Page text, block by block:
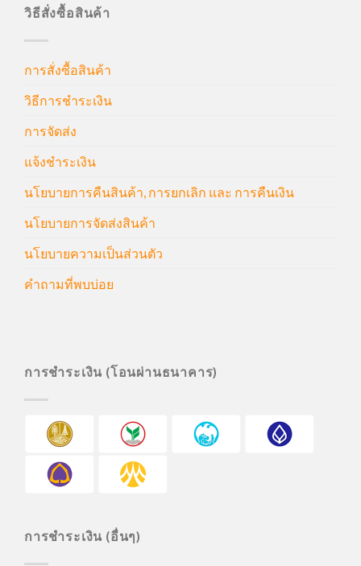
วิธีสั่งซื้อสินค้า
การสั่งซื้อสินค้า
วิธีการชำระเงิน
การจัดส่ง
แจ้งชำระเงิน
นโยบายการคืนสินค้า, การยกเลิก และ การคืนเงิน
นโยบายการจัดส่งสินค้า
นโยบายความเป็นส่วนตัว
คำถามที่พบบ่อย
การชำระเงิน (โอนผ่านธนาคาร)
การชำระเงิน (อื่นๆ)